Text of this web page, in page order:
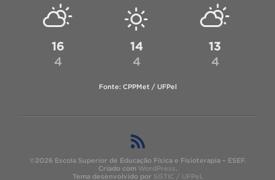
16
4
14
4
13
4
Fonte: CPPMet / UFPel
©2026 Escola Superior de Educação Física e Fisioterapia – ESEF.
Criado com WordPress.
Tema desenvolvido por SGTIC / UFPel.